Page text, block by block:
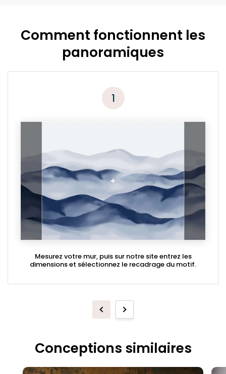
Comment fonctionnent les
panoramiques
1
Mesurez votre mur, puis sur notre site entrez les
dimensions et sélectionnez le recadrage du motif.
PreviousNext
Conceptions similaires